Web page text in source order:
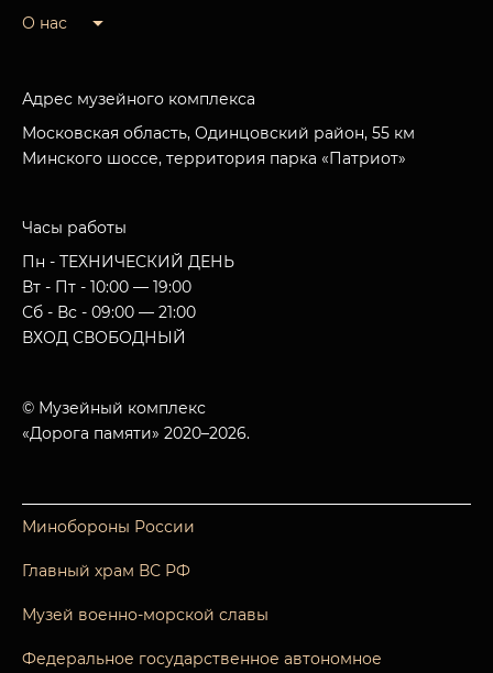
О нас
Адрес музейного комплекса
Московская область, Одинцовский район, 55 км
Минского шоссе, территория парка «Патриот»
Часы работы
Пн - ТЕХНИЧЕСКИЙ ДЕНЬ
Вт - Пт - 10:00 — 19:00
Сб - Вс - 09:00 — 21:00
ВХОД СВОБОДНЫЙ
© Музейный комплекс
«Дорога памяти» 2020–2026.
Минобороны России
Главный храм ВС РФ
Музей военно-морской славы
Федеральное государственное автономное